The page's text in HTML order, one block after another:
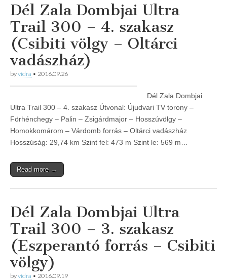
Dél Zala Dombjai Ultra
Trail 300 – 4. szakasz
(Csibiti völgy – Oltárci
vadászház)
byvidra • 2016.09.26
Dél Zala Dombjai
Ultra Trail 300 – 4. szakasz Útvonal: Újudvari TV torony –
Förhénchegy – Palin – Zsigárdmajor – Hosszúvölgy –
Homokkomárom – Várdomb forrás – Oltárci vadászház
Hosszúság: 29,74 km Szint fel: 473 m Szint le: 569 m…
Read more →
Dél Zala Dombjai Ultra
Trail 300 – 3. szakasz
(Eszperantó forrás – Csibiti
völgy)
byvidra • 2016.09.19